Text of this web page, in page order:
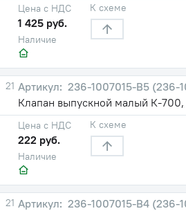
Наличие
Цена с НДС
1 425 руб.
К схеме
21
236-1007015-В5 (236-
Клапан выпускной малый К-
Наличие
Цена с НДС
222 руб.
К схеме
21
236-1007015-В4 (236-